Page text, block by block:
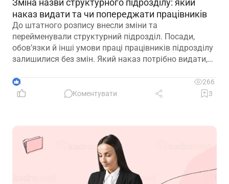
Зміна назви структурного підрозділу: який
наказ видати та чи попереджати працівників
До штатного розпису внесли зміни та
перейменували структурний підрозділ. Посади,
обов’язки й інші умови праці працівників підрозділу
залишилися без змін. Який наказ потрібно видати,
підрозділі з новою назвою: про переведення чи
переміщення? Чи потрібно вносити записи до
зміною істотних умов праці? Наприклад, працівник
був обліковцем тваринного комплексу, а після
перейменування працює у свинофермі.
4
266
Коментувати
3